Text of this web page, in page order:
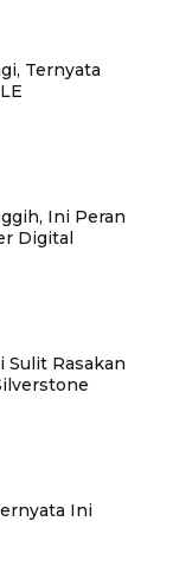
Ternyata
Ini Peran
Digital
Sulit Rasakan
Ini